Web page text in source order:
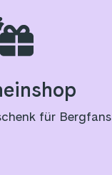
für Bergfans